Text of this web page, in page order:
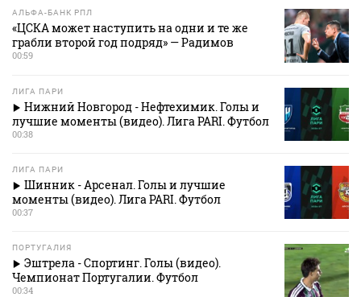
АЛЬФА-БАНК РПЛ
«ЦСКА может наступить на одни и те же
грабли второй год подряд» — Радимов
00:59
ЛИГА ПАРИ
Нижний Новгород - Нефтехимик. Голы и
лучшие моменты (видео). Лига PARI. Футбол
00:38
ЛИГА ПАРИ
Шинник - Арсенал. Голы и лучшие
моменты (видео). Лига PARI. Футбол
00:37
ПОРТУГАЛИЯ
Эштрела - Спортинг. Голы (видео).
Чемпионат Португалии. Футбол
00:34